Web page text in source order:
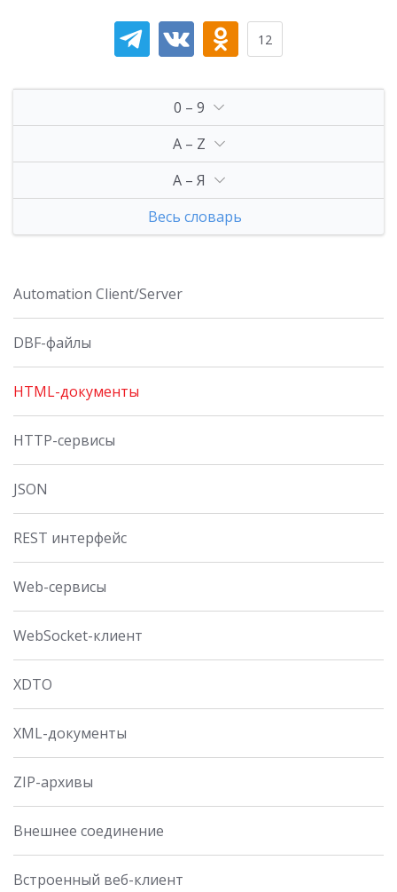
12
0 – 9
A – Z
А – Я
Весь словарь
Automation Client/Server
DBF-файлы
HTML-документы
HTTP-сервисы
JSON
REST интерфейс
Web-сервисы
WebSocket-клиент
XDTO
XML-документы
ZIP-архивы
Внешнее соединение
Встроенный веб-клиент